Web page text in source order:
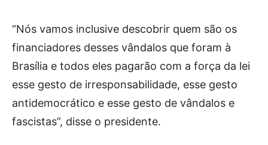
“Nós vamos inclusive descobrir quem são os
financiadores desses vândalos que foram à
Brasília e todos eles pagarão com a força da lei
esse gesto de irresponsabilidade, esse gesto
antidemocrático e esse gesto de vândalos e
fascistas”, disse o presidente.